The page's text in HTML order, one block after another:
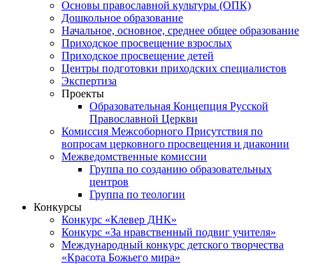
Основы православной культуры (ОПК)
Дошкольное образование
Начальное, основное, среднее общее образование
Приходское просвещение взрослых
Приходское просвещение детей
Центры подготовки приходских специалистов
Экспертиза
Проекты
Образовательная Концепция Русской
Православной Церкви
Комиссия Межсоборного Присутствия по
вопросам церковного просвещения и диаконии
Межведомственные комиссии
Группа по созданию образовательных
центров
Группа по теологии
Конкурсы
Конкурс «Клевер ДНК»
Конкурс «За нравственный подвиг учителя»
Международный конкурс детского творчества
«Красота Божьего мира»